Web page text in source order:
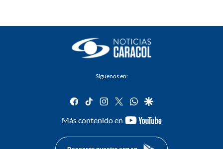
Síguenos en:
facebook
tiktok instagram
twitterwhatsapp
google
Más contenido en
youtube-